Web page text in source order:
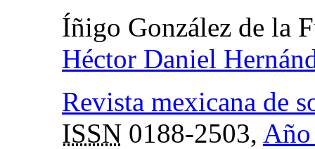
Íñigo González de la
Héctor Daniel
Revista mexicana de
ISSN 0188-2503, Año